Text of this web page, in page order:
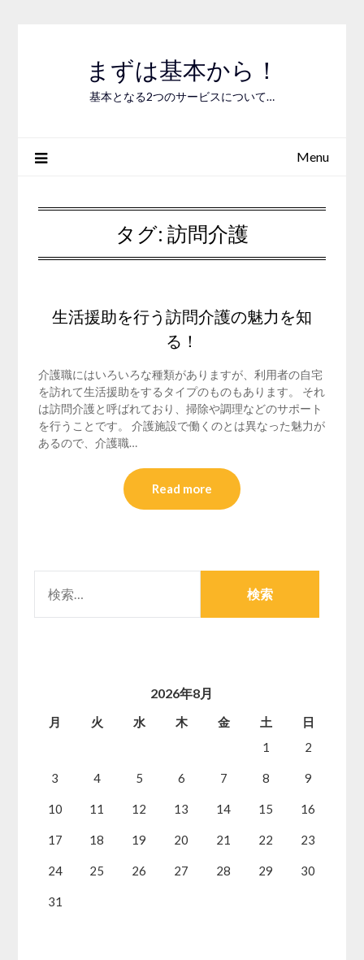
まずは基本から！
基本となる2つのサービスについて…
Menu
タグ: 訪問介護
生活援助を行う訪問介護の魅力を知
る！
介護職にはいろいろな種類がありますが、利用者の自宅
を訪れて生活援助をするタイプのものもあります。 それ
は訪問介護と呼ばれており、掃除や調理などのサポート
を行うことです。 介護施設で働くのとは異なった魅力が
あるので、介護職…
Read more
索:
2026年8月
月 火 水 木 金 土
日
1
2
3 4 5 6 7 8 9
10 11 12 13 14 15 16
17 18 19 20 21 22 23
24 25 26 27 28 29 30
31